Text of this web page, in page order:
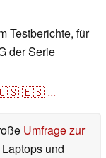
Testberichte, für
der Serie
🇪🇸 ...
Umfrage zur
und